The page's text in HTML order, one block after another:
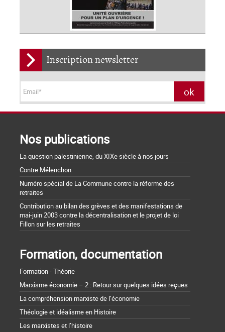
Inscription newsletter
Nos publications
La question palestinienne, du XIXe siècle à nos jours
Contre Mélenchon
Numéro spécial de La Commune contre la réforme des
retraites
Contribution au bilan des grèves et des manifestations de
mai-juin 2003 contre la décentralisation et le projet de loi
Fillon sur les retraites
Formation, documentation
Formation - Théorie
Marxisme économie – 2 : Retour sur quelques idées reçues
La compréhension marxiste de l’économie
Théologie et idéalisme en Histoire
Les marxistes et l’histoire